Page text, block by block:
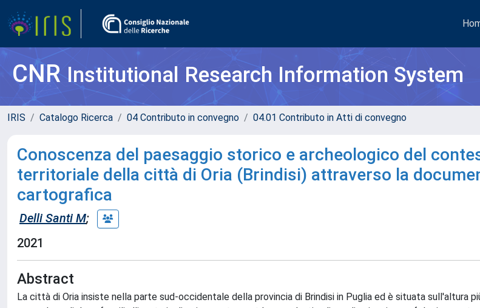
CNRInstitutional Research Information System
IRIS Catalogo Ricerca 04 Contributo in convegno 04.01 Contributo in Atti di convegno
Conoscenza del paesaggio storico e archeologico del
territoriale della città di Oria (Brindisi) attraverso la
cartografica
Delli Santi M;
2021
Abstract
La città di Oria insiste nella parte sud-occidentale della provincia di Brindisi in Puglia ed è situata sull'altura